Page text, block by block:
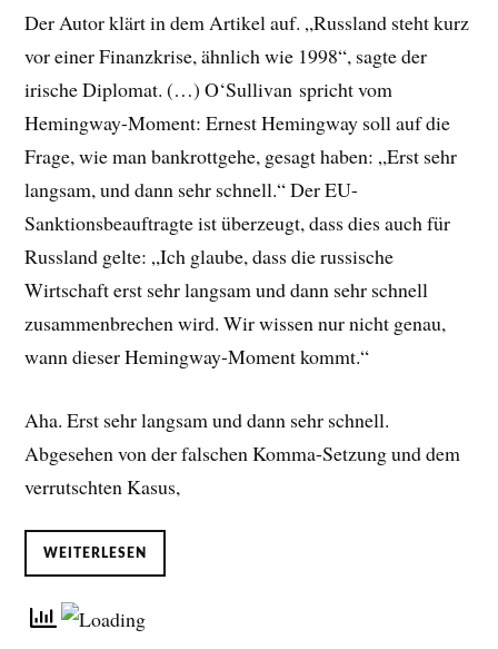
Der Autor klärt in dem Artikel auf. „Russland steht kurz
vor einer Finanzkrise, ähnlich wie 1998“, sagte der
irische Diplomat. (…) O‘Sullivan spricht vom
Hemingway-Moment: Ernest Hemingway soll auf die
Frage, wie man bankrottgehe, gesagt haben: „Erst sehr
langsam, und dann sehr schnell.“ Der EU-
Sanktionsbeauftragte ist überzeugt, dass dies auch für
Russland gelte: „Ich glaube, dass die russische
Wirtschaft erst sehr langsam und dann sehr schnell
zusammenbrechen wird. Wir wissen nur nicht genau,
wann dieser Hemingway-Moment kommt.“
Aha. Erst sehr langsam und dann sehr schnell.
Abgesehen von der falschen Komma-Setzung und dem
verrutschten Kasus,
WEITERLESEN